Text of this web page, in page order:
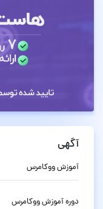
آگهی
آموزش ووکامرس
دوره آموزش ووکامرس